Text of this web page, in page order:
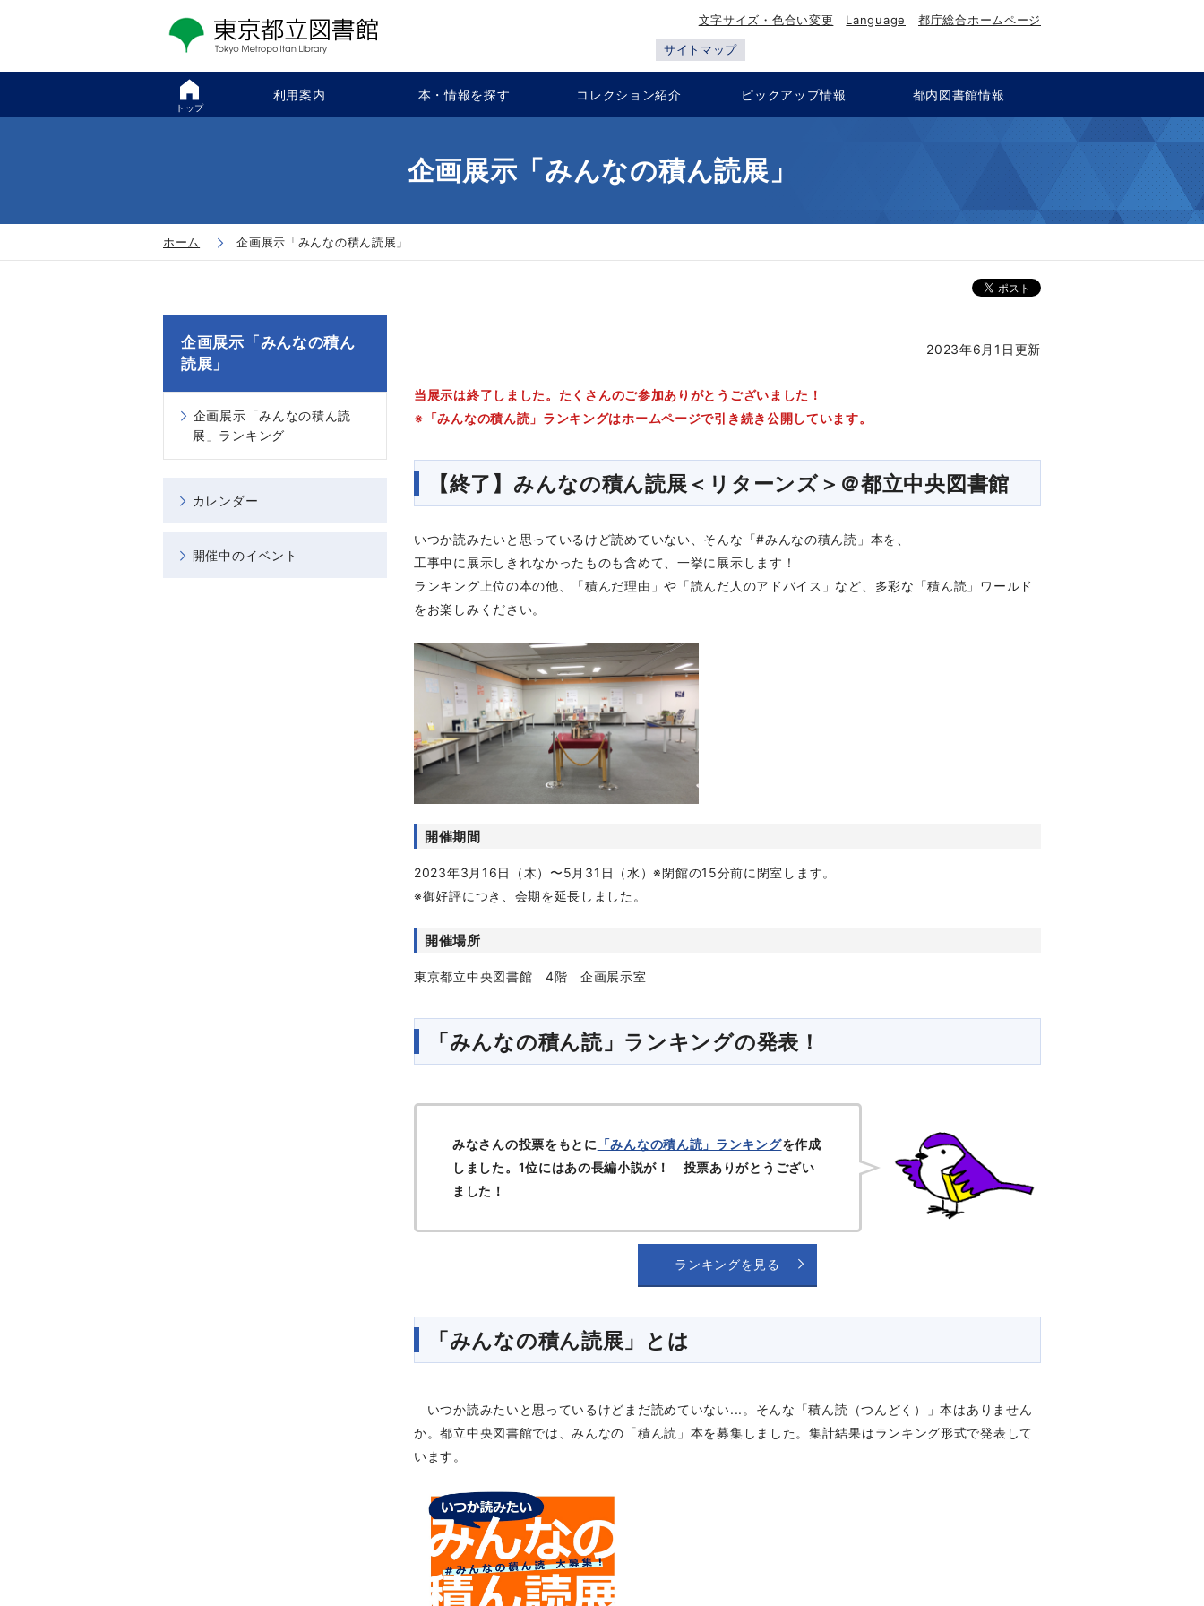
文字サイズ・色合い変更 Language 都庁総合ホームページ
サイトマップ
トップ
利用案内 本・情報を探す コレクション紹介 ピックアップ情報 都内図書館情報
企画展示「みんなの積ん読展」
ホーム 企画展示「みんなの積ん読展」
2023年6月1日更新
当展示は終了しました。たくさんのご参加ありがとうございました！
※「みんなの積ん読」ランキングはホームページで引き続き公開しています。
【終了】みんなの積ん読展＜リターンズ＞＠都立中央図書館
いつか読みたいと思っているけど読めていない、そんな「#みんなの積ん読」本を、
工事中に展示しきれなかったものも含めて、一挙に展示します！
ランキング上位の本の他、「積んだ理由」や「読んだ人のアドバイス」など、多彩な「積ん読」ワールド
をお楽しみください。
開催期間
2023年3月16日（木）〜5月31日（水）※閉館の15分前に閉室します。
※御好評につき、会期を延長しました。
開催場所
東京都立中央図書館 4階 企画展示室
「みんなの積ん読」ランキングの発表！
みなさんの投票をもとに 「みんなの積ん読」ランキングを作成
しました。1位にはあの長編小説が！ 投票ありがとうござい
ました！
ランキングを見る
「みんなの積ん読展」とは
いつか読みたいと思っているけどまだ読めていない...。そんな「積ん読（つんどく）」本はありません
か。都立中央図書館では、みんなの「積ん読」本を募集しました。集計結果はランキング形式で発表して
います。
企画展示「みんなの積ん
読展」
企画展示「みんなの積ん読
展」ランキング
カレンダー
開催中のイベント